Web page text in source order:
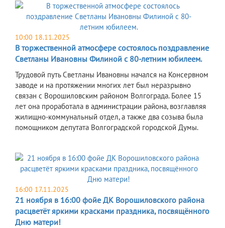
10:00 18.11.2025
В торжественной атмосфере состоялось поздравление
Светланы Ивановны Филиной с 80-летним юбилеем.
Трудовой путь Светланы Ивановны начался на Консервном
заводе и на протяжении многих лет был неразрывно
связан с Ворошиловским районом Волгограда. Более 15
лет она проработала в администрации района, возглавляя
жилищно-коммунальный отдел, а также два созыва была
помощником депутата Волгоградской городской Думы.
16:00 17.11.2025
21 ноября в 16:00 фойе ДК Ворошиловского района
расцветёт яркими красками праздника, посвящённого
Дню матери!